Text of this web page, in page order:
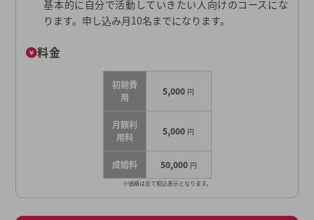
基本的に自分で活動していきたい人向けのコースにな
ります。申し込み月10名までになります。
料金
初期費
用
5,000 円
月額利
用料
5,000 円
成婚料 50,000 円
※価格は全て税込表示となります。